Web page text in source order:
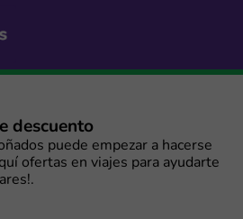
descuento
puede empezar a hacerse
ofertas en viajes para ayudarte